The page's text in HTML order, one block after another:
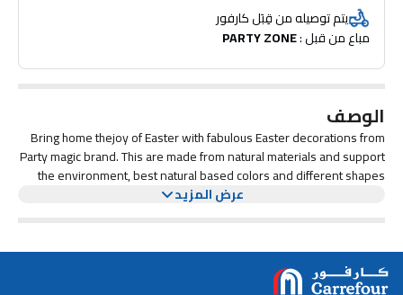
يتم توصيله من قِبَل كارفور
مباع من قبل : PARTY ZONE
الوصف
Bring home thejoy of Easter with fabulous Easter decorations from
Party magic brand. This are made from natural materials and support
the environment, best natural based colors and different shapes
and styles to suit all your requirements.
عرض المزيد